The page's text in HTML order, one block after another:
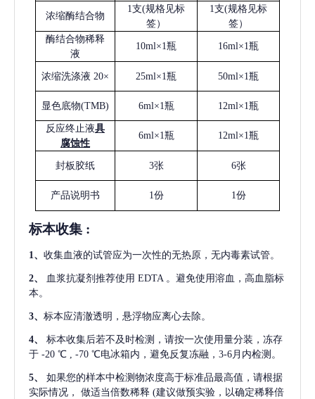
浓缩酶结合物
1支(规格见标
签）
1支(规格见标
签）
酶结合物稀释
液
10ml×1瓶 16ml×1瓶
浓缩洗涤液 20× 25ml×1瓶 50ml×1瓶
显色底物(TMB) 6ml×1瓶 12ml×1瓶
反应终止液具
腐蚀性
6ml×1瓶 12ml×1瓶
封板胶纸 3张 6张
产品说明书 1份 1份
标本收集 :
1、 收集血液的试管应为一次性的无热原，无内毒素试管。
2、 血浆抗凝剂推荐使用 EDTA 。避免使用溶血，高血脂标
本。
3、 标本应清澈透明，悬浮物应离心去除。
4、
标本收集后若不及时检测，请按一次使用量分装，冻存
于 -20 ℃ , -70 ℃电冰箱内，避免反复冻融，3-6月内检测。
5、
如果您的样本中检测物浓度高于标准品最高值，请根据
实际情况，
做适当倍数稀释 (建议做预实验，以确定稀释倍